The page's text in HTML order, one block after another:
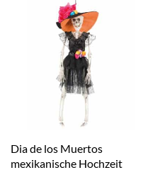
Dia de los Muertos
mexikanische Hochzeit